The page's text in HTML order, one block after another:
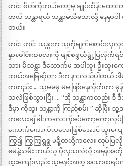
ဟင်း စိတ်ကိုဘယ်တော့မှ ချုပ်ထိန်းမထား
တယ် သန္တာရယ် သန္တာမသိသေးလို့ နေမှ
တယ်။
ဟင်း ဟင်း သန္တာက သူ့ကိုမျက်စောင်းလှ
နှာခေါင်းကလေးကို ချစ်စဖွယ်ရွုံ့ပြလိုက်ရင်
သား မိသန္တာ ဒီလောက်မ အပါဘူး ဦးထူး
ဘယ်အခြေဆိုတာ ဒီက နားလည်ပါတယ် ဒါမ
ကတည်း … သူ့မမမှ မမ ဖြစ်နေလိုက်တာ မုန်းစ
သလဲဖြစ်သွားပြီး … “အို သန္တာကလည်း ဒီ
ဒီမှာ ကိုထူး သန္တာ့ကို ကြည့်စမ်း ” ဆိုပြီး
ကလေးချီ ခါးကလေးကိုခပ်ကော့ကော့လု
ကောက်ကောက်ကလေးဖြစ်အောင် ထူးကျေ
ကြွ၍ ကြွကြွရွရွ မခို့တယို့ကလေး လုပ်ပြ
မေနဲ့သမီး ဘယ်သူ ပိုလှသလဲလို့ အမှန်အတိုင်း
ထူးကျော်လည်း သူမနှင့်အတူ အသာထရပ်